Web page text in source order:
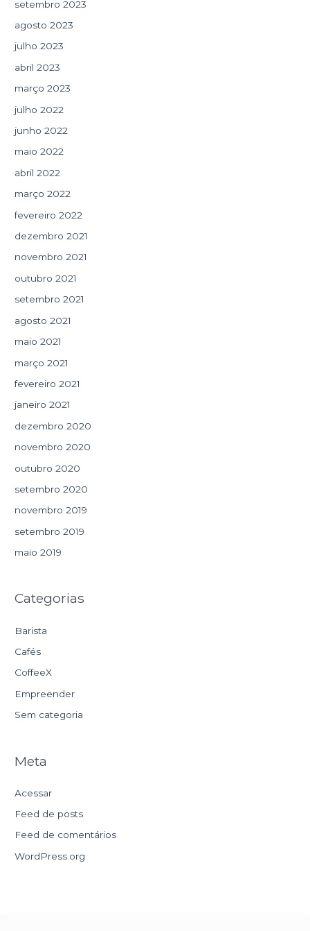
setembro 2023
agosto 2023
julho 2023
abril 2023
março 2023
julho 2022
junho 2022
maio 2022
abril 2022
março 2022
fevereiro 2022
dezembro 2021
novembro 2021
outubro 2021
setembro 2021
agosto 2021
maio 2021
março 2021
fevereiro 2021
janeiro 2021
dezembro 2020
novembro 2020
outubro 2020
setembro 2020
novembro 2019
setembro 2019
maio 2019
Categorias
Barista
Cafés
CoffeeX
Empreender
Sem categoria
Meta
Acessar
Feed de posts
Feed de comentários
WordPress.org